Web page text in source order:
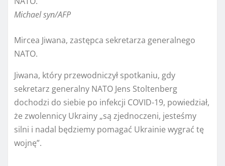
Michael syn/AFP
Mircea Jiwana, zastępca sekretarza generalnego
NATO.
Jiwana, który przewodniczył spotkaniu, gdy
sekretarz generalny NATO Jens Stoltenberg
dochodzi do siebie po infekcji COVID-19, powiedział,
że zwolennicy Ukrainy „są zjednoczeni, jesteśmy
silni i nadal będziemy pomagać Ukrainie wygrać tę
wojnę”.